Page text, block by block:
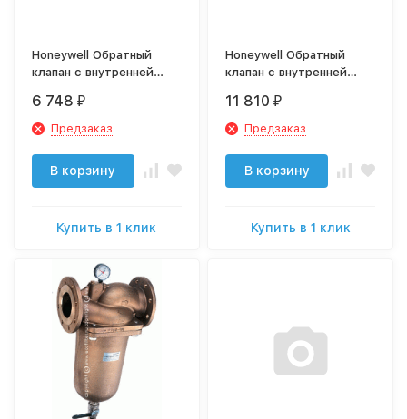
Honeywell Обратный
клапан с внутренней
6 748 ₽
Предзаказ
В корзину
Купить в 1 клик
Honeywell Обратный
клапан с внутренней
11 810 ₽
Предзаказ
В корзину
Купить в 1 клик